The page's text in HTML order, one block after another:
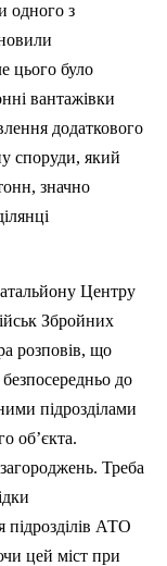
одного з
цього було
вантажівки
додаткового
споруди, який
значно
Центру
Збройних
розповів, що
до
підрозділами
об’єкта.
Треба
підрозділів АТО
цей міст при